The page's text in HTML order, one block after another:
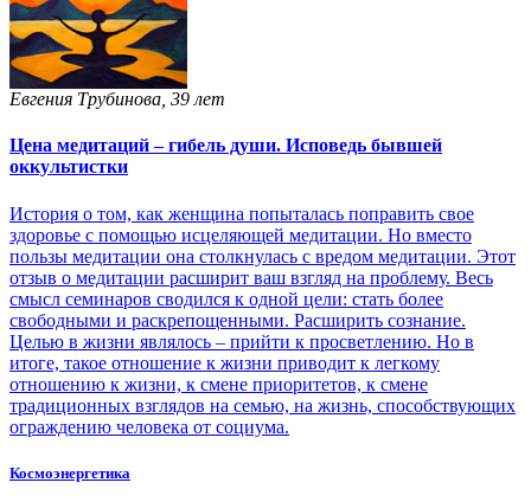
Евгения Трубинова, 39 лет
Цена медитаций – гибель души. Исповедь бывшей
оккультистки
История о том, как женщина попыталась поправить свое
здоровье с помощью исцеляющей медитации. Но вместо
пользы медитации она столкнулась с вредом медитации. Этот
отзыв о медитации расширит ваш взгляд на проблему. Весь
смысл семинаров сводился к одной цели: стать более
свободными и раскрепощенными. Расширить сознание.
Целью в жизни являлось – прийти к просветлению. Но в
итоге, такое отношение к жизни приводит к легкому
отношению к жизни, к смене приоритетов, к смене
традиционных взглядов на семью, на жизнь, способствующих
ограждению человека от социума.
Космоэнергетика